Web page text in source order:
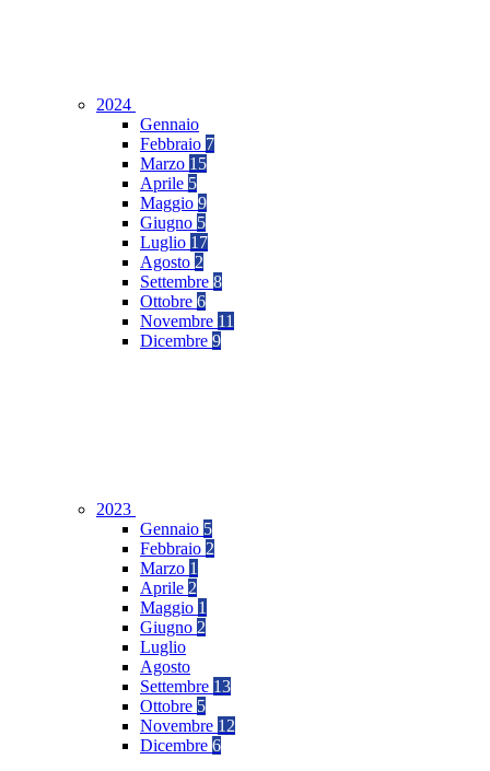
2024
Gennaio
Febbraio 7
Marzo 15
Aprile 5
Maggio 9
Giugno 5
Luglio 17
Agosto 2
Settembre 8
Ottobre 6
Novembre 11
Dicembre 9
2023
Gennaio 5
Febbraio 2
Marzo 1
Aprile 2
Maggio 1
Giugno 2
Luglio
Agosto
Settembre 13
Ottobre 5
Novembre 12
Dicembre 6